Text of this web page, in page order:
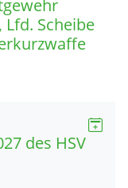
Scheibe
des HSV